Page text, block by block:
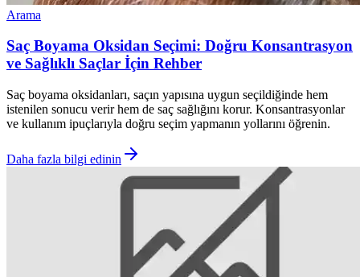
Arama
Saç Boyama Oksidan Seçimi: Doğru Konsantrasyon
ve Sağlıklı Saçlar İçin Rehber
Saç boyama oksidanları, saçın yapısına uygun seçildiğinde hem
istenilen sonucu verir hem de saç sağlığını korur. Konsantrasyonlar
ve kullanım ipuçlarıyla doğru seçim yapmanın yollarını öğrenin.
Daha fazla bilgi edinin